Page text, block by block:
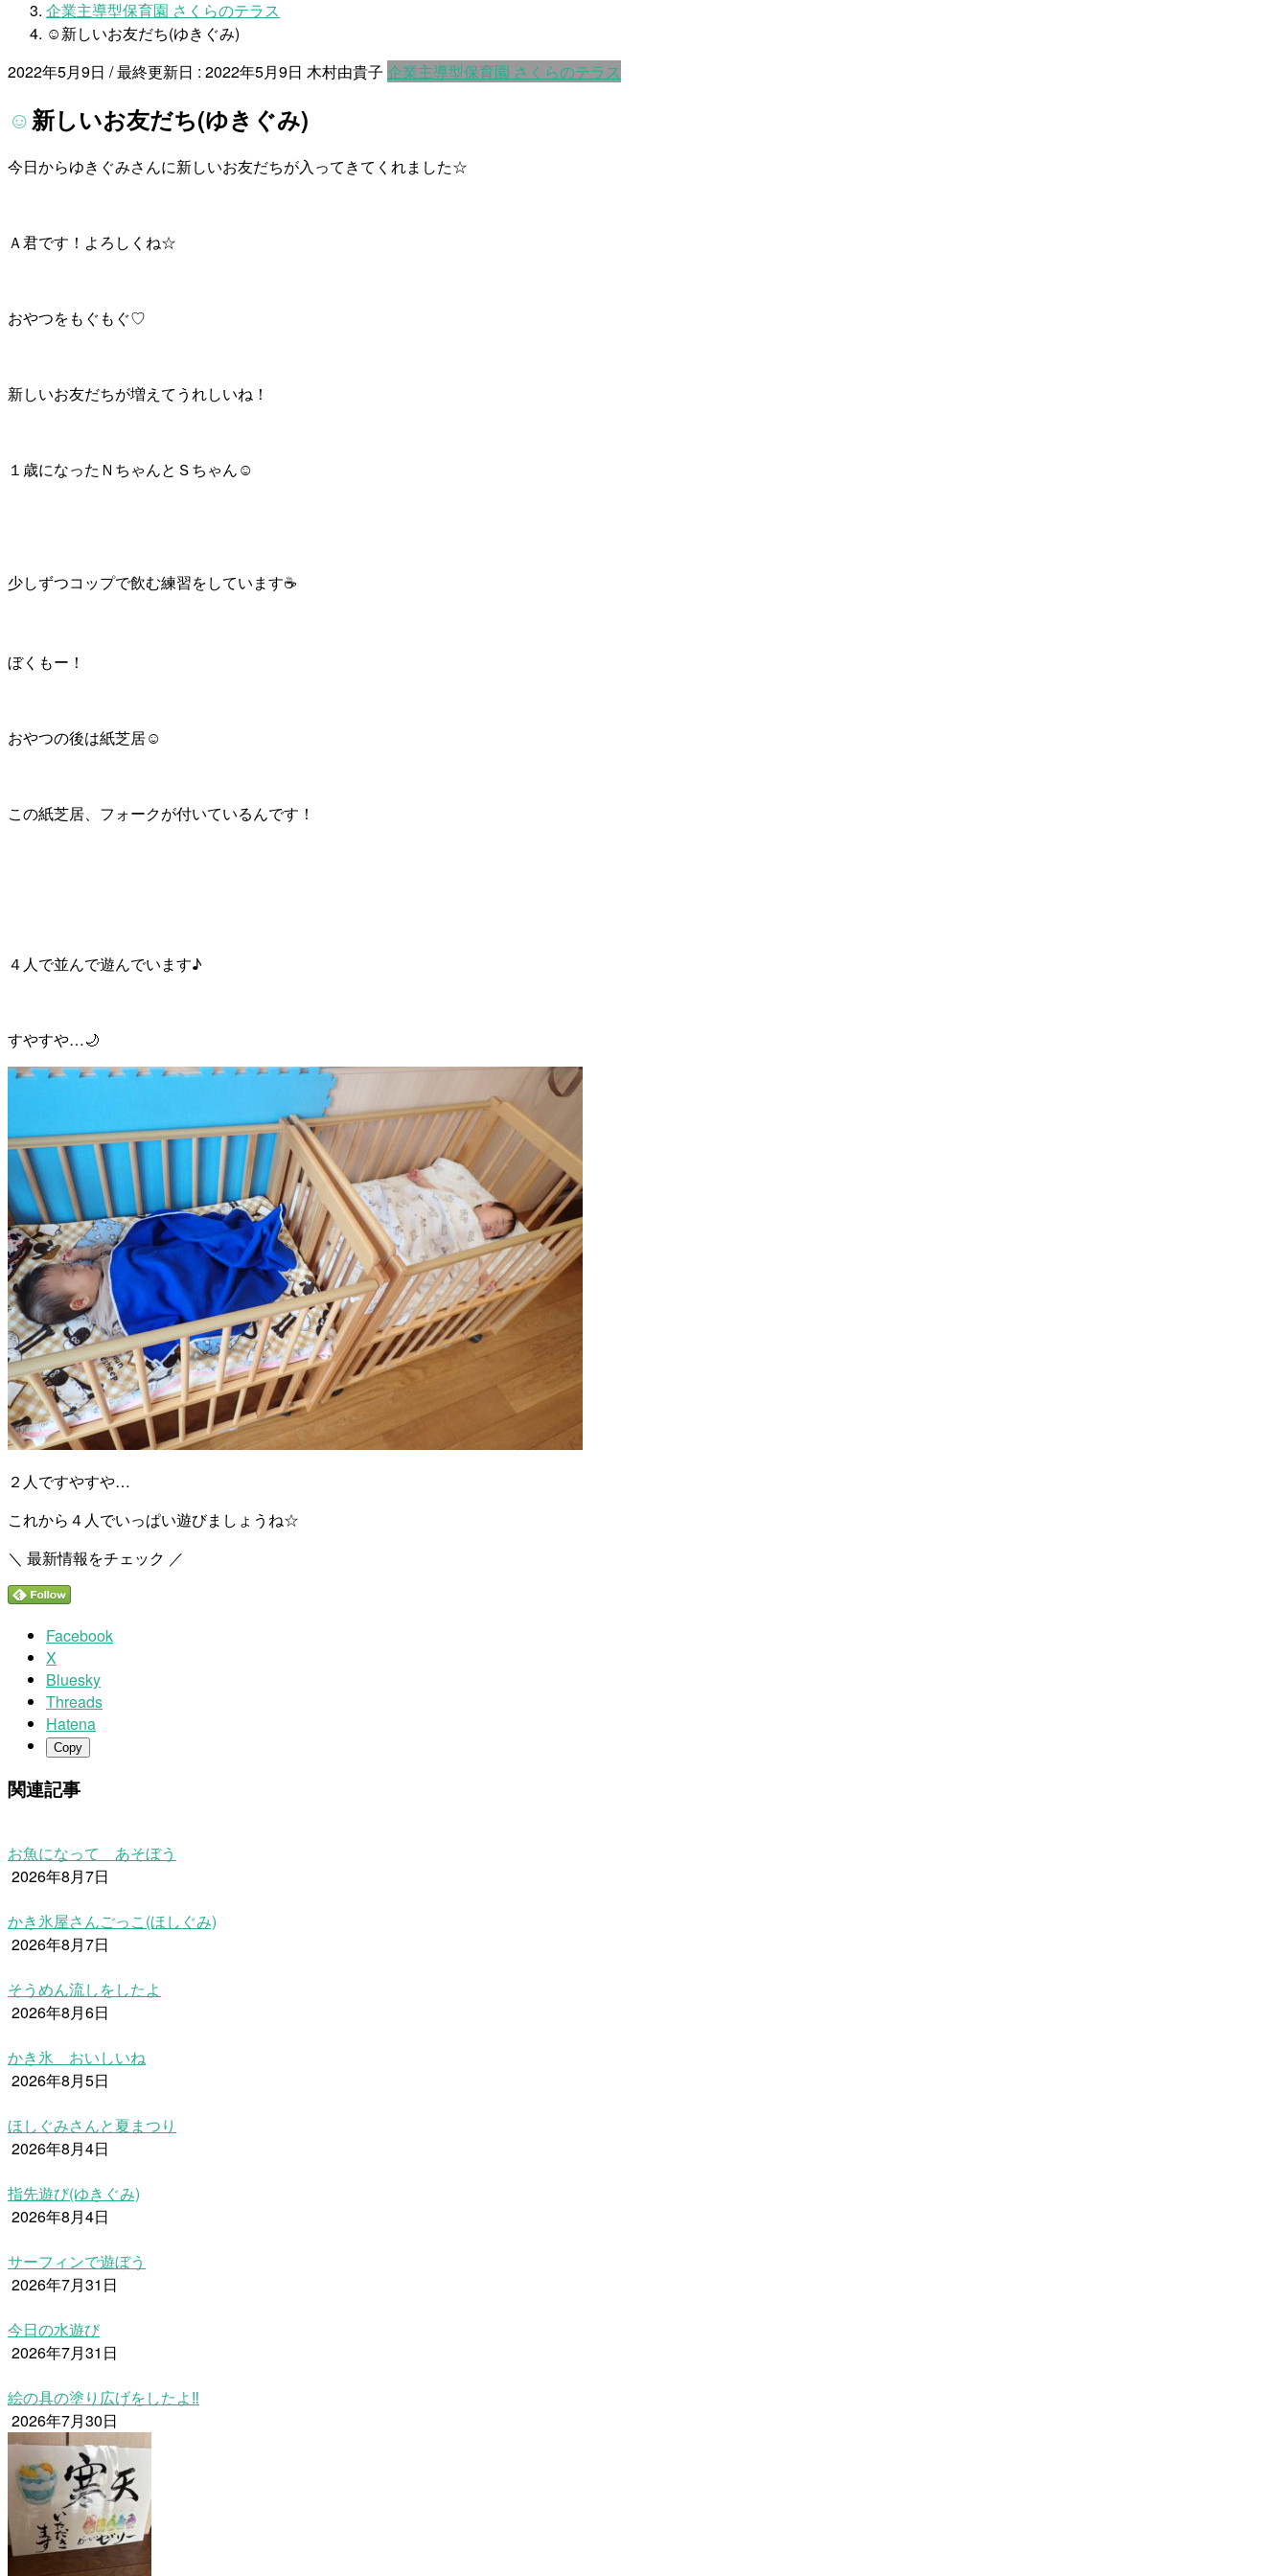
企業主導型保育園 さくらのテラス
☺新しいお友だち(ゆきぐみ)
2022年5月9日 / 最終更新日 : 2022年5月9日 木村由貴子 企業主導型保育園 さくらのテラス
☺新しいお友だち(ゆきぐみ)
今日からゆきぐみさんに新しいお友だちが入ってきてくれました☆
Ａ君です！よろしくね☆
おやつをもぐもぐ♡
新しいお友だちが増えてうれしいね！
１歳になったＮちゃんとＳちゃん☺
少しずつコップで飲む練習をしています☕
ぼくもー！
おやつの後は紙芝居☺
この紙芝居、フォークが付いているんです！
４人で並んで遊んでいます♪
すやすや…🌙
２人ですやすや…
これから４人でいっぱい遊びましょうね☆
＼ 最新情報をチェック ／
Facebook
X
Bluesky
Threads
Hatena
Copy
関連記事
お魚になって あそぼう
2026年8月7日
かき氷屋さんごっこ(ほしぐみ)
2026年8月7日
そうめん流しをしたよ
2026年8月6日
かき氷 おいしいね
2026年8月5日
ほしぐみさんと夏まつり
2026年8月4日
指先遊び(ゆきぐみ)
2026年8月4日
サーフィンで遊ぼう
2026年7月31日
今日の水遊び
2026年7月31日
絵の具の塗り広げをしたよ‼
2026年7月30日